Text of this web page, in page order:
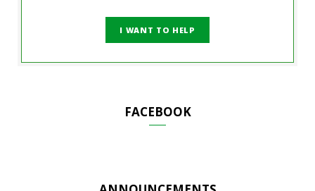
I WANT TO HELP
FACEBOOK